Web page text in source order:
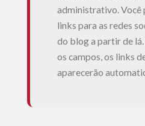
administrativo. Você
links para as redes
do blog a partir de
os campos, os links
aparecerão